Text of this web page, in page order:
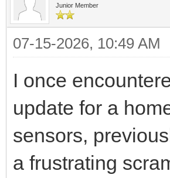
Junior Member
07-15-2026, 10:49 AM
I once
update for a
sensors,
a frustrating